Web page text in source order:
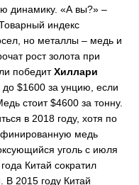
динамику. «А вы?» –
индекс
но металлы – медь и
рост золота при
победитХиллари
до $1600 за унцию, если
стоит $4600 за тонну.
в 2018 году, хотя по
медь
уголь с июля
Китай сократил
В 2015 году Китай